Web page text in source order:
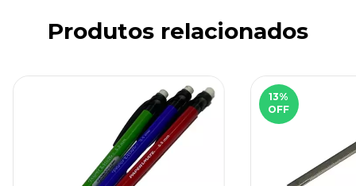
Produtos relacionados
13%
OFF